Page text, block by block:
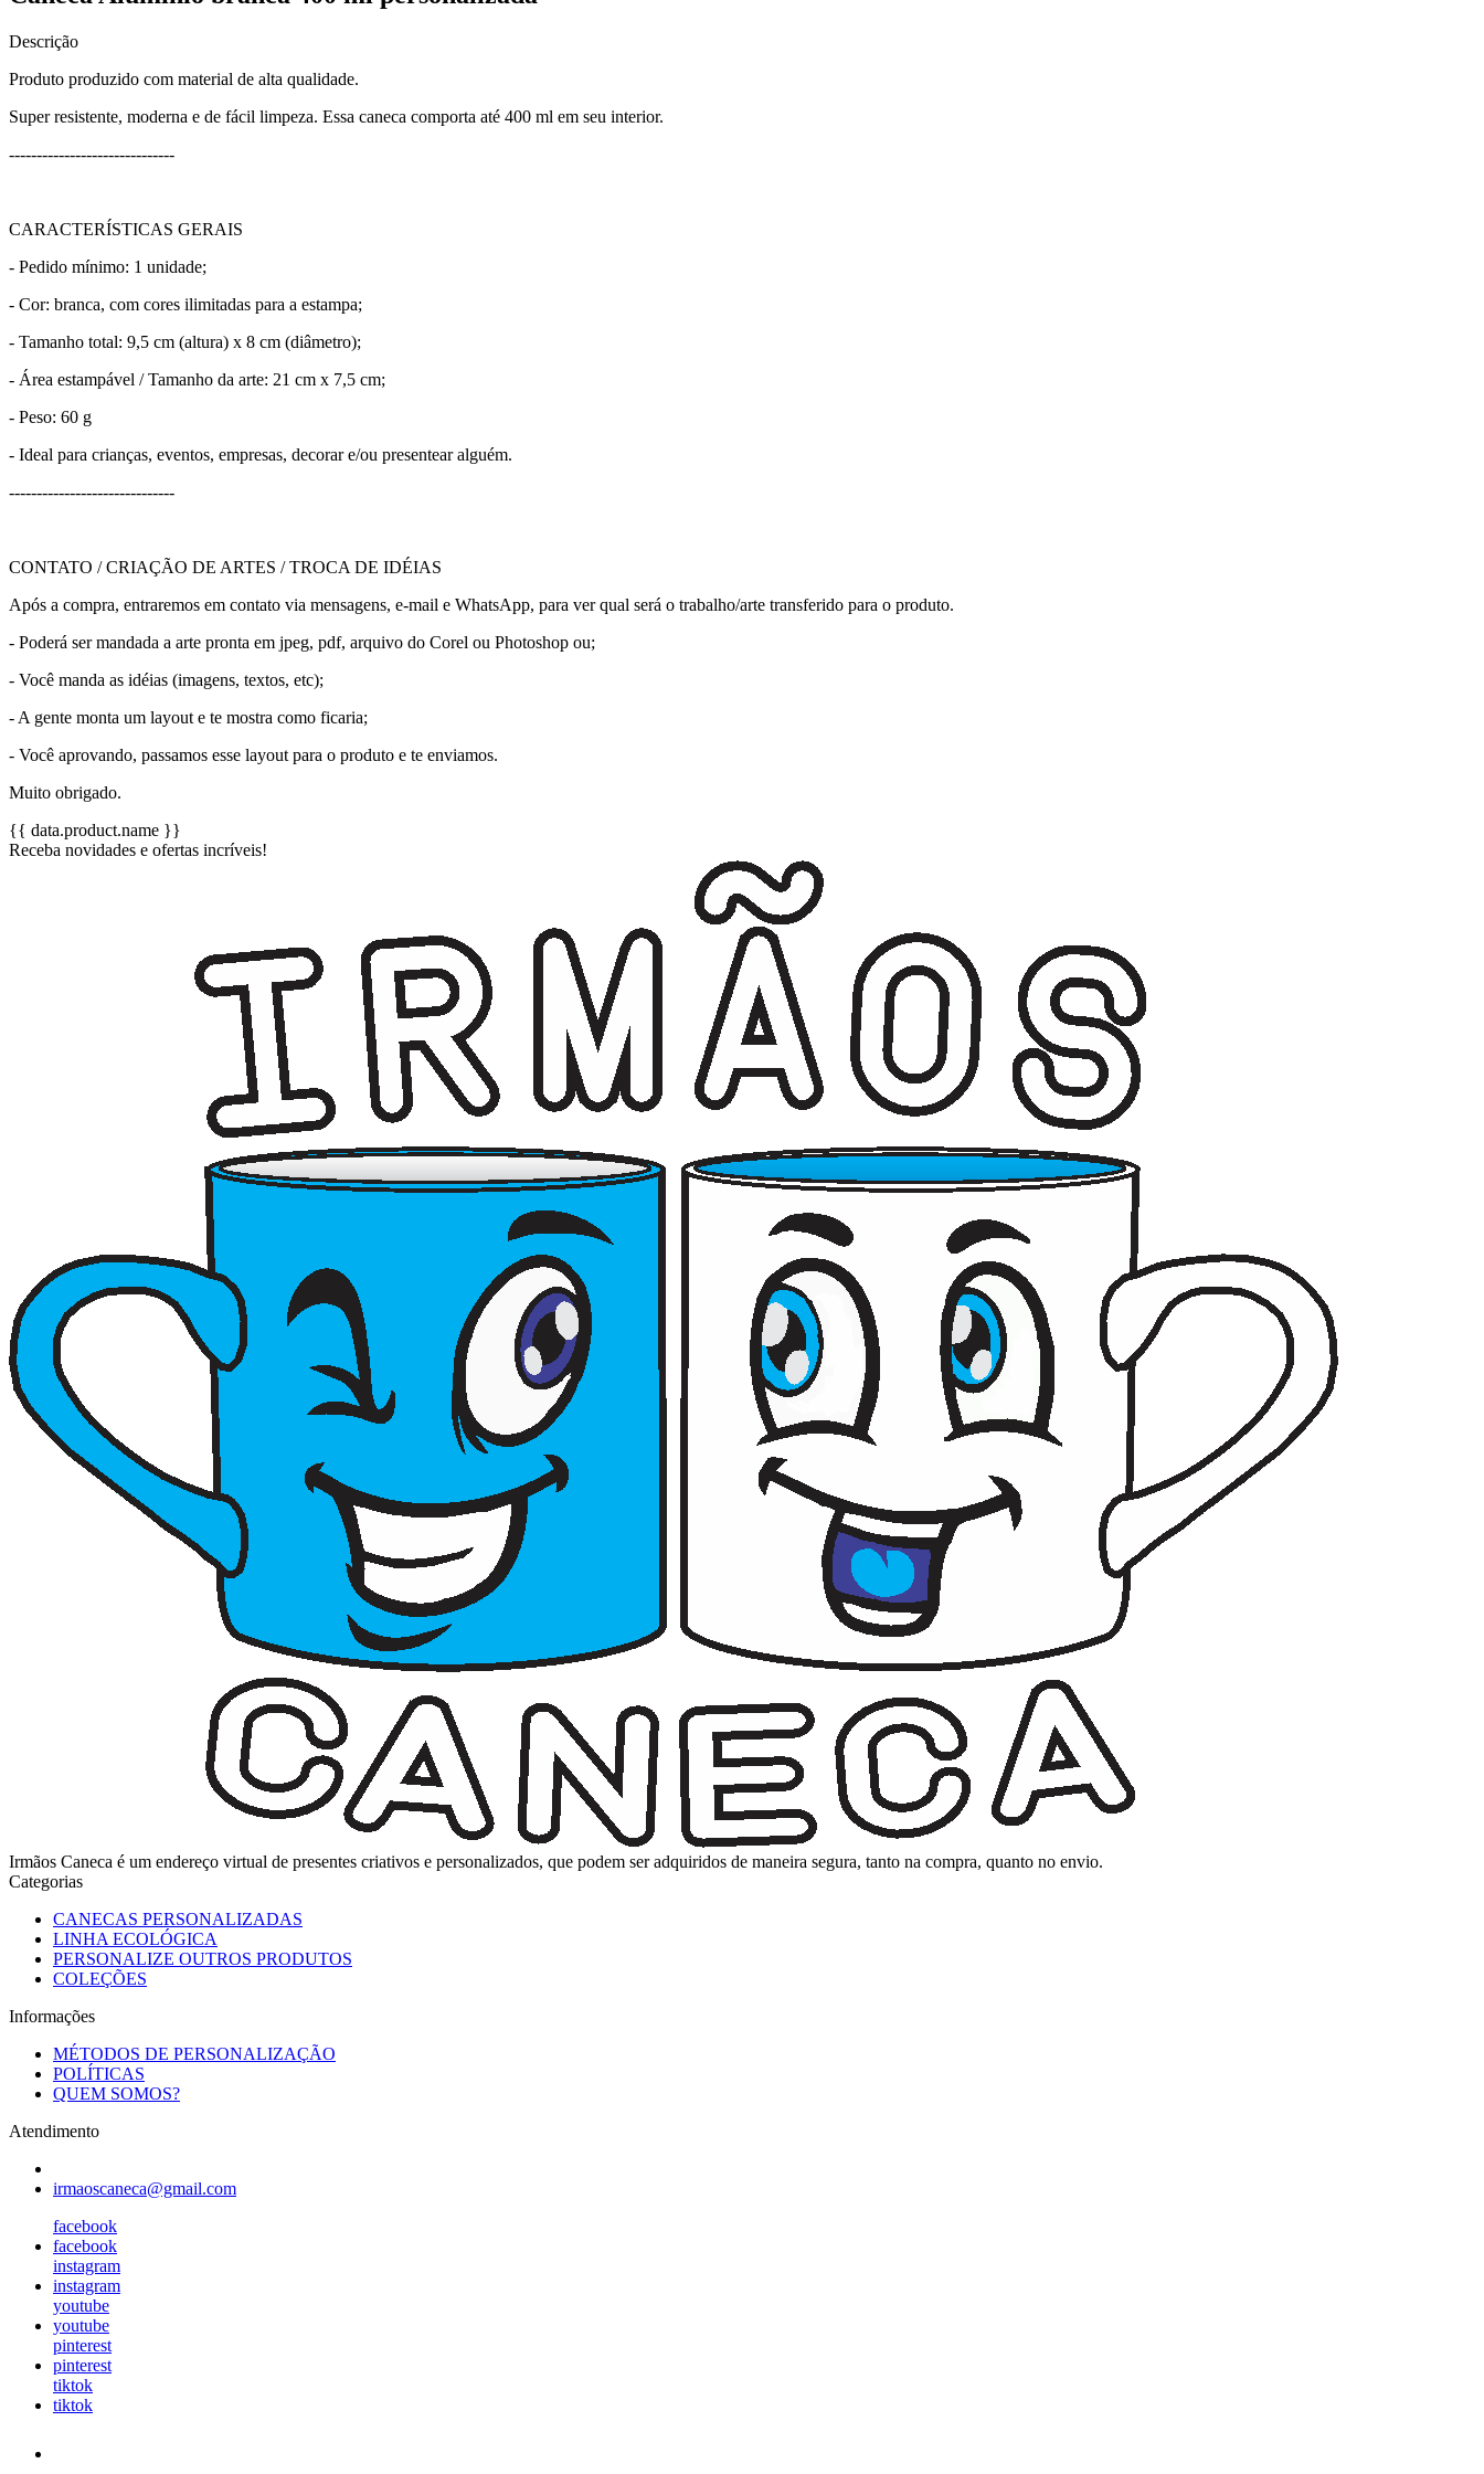
Descrição
Produto produzido com material de alta qualidade.
Super resistente, moderna e de fácil limpeza. Essa caneca comporta até 400 ml em seu interior.
------------------------------
CARACTERÍSTICAS GERAIS
- Pedido mínimo: 1 unidade;
- Cor: branca, com cores ilimitadas para a estampa;
- Tamanho total: 9,5 cm (altura) x 8 cm (diâmetro);
- Área estampável / Tamanho da arte: 21 cm x 7,5 cm;
- Peso: 60 g
- Ideal para crianças, eventos, empresas, decorar e/ou presentear alguém.
------------------------------
CONTATO / CRIAÇÃO DE ARTES / TROCA DE IDÉIAS
Após a compra, entraremos em contato via mensagens, e-mail e WhatsApp, para ver qual será o trabalho/arte transferido para o produto.
- Poderá ser mandada a arte pronta em jpeg, pdf, arquivo do Corel ou Photoshop ou;
- Você manda as idéias (imagens, textos, etc);
- A gente monta um layout e te mostra como ficaria;
- Você aprovando, passamos esse layout para o produto e te enviamos.
Muito obrigado.
{{ data.product.name }}
Receba novidades e ofertas incríveis!
Irmãos Caneca é um endereço virtual de presentes criativos e personalizados, que podem ser adquiridos de maneira segura, tanto na compra, quanto no envio.
Categorias
CANECAS PERSONALIZADAS
LINHA ECOLÓGICA
PERSONALIZE OUTROS PRODUTOS
COLEÇÕES
Informações
MÉTODOS DE PERSONALIZAÇÃO
POLÍTICAS
QUEM SOMOS?
Atendimento
irmaoscaneca@gmail.com
facebook
facebook
instagram
instagram
youtube
youtube
pinterest
pinterest
tiktok
tiktok